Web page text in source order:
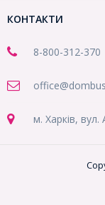
КОНТАКТИ
8-800-312-370
м. Харків,